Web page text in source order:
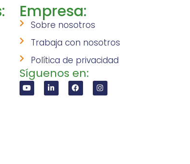
Empresa:
Sobre nosotros
Trabaja con nosotros
Política de privacidad
Síguenos en: